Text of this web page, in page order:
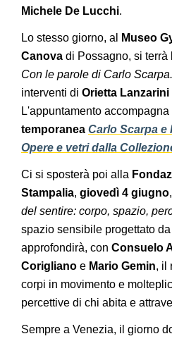
Michele De Lucchi.
Lo stesso giorno, al
Museo
Canova di Possagno, si terrà
Con le parole di Carlo
interventi di Orietta Lanzarini
L'appuntamento
temporanea Carlo Scarpa e
Opere e vetri dalla
Ci si sposterà poi alla
Stampalia, giovedì 4 giugno
del sentire: corpo, spazio,
spazio sensibile progettato
approfondirà, con Consuelo
Corigliano e Mario Gemin, il
corpi in movimento e
percettive di chi abita e
Sempre a Venezia, il giorno